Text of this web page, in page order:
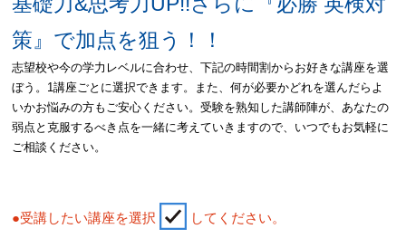
策』で加点を狙う！！
志望校や今の学力レベルに合わせ、下記の時間割からお好きな講座を選
ぼう。1講座ごとに選択できます。また、何が必要かどれを選んだらよ
いかお悩みの方もご安心ください。受験を熟知した講師陣が、あなたの
弱点と克服するべき点を一緒に考えていきますので、いつでもお気軽に
ご相談ください。
●受講したい講座を選択 してください。